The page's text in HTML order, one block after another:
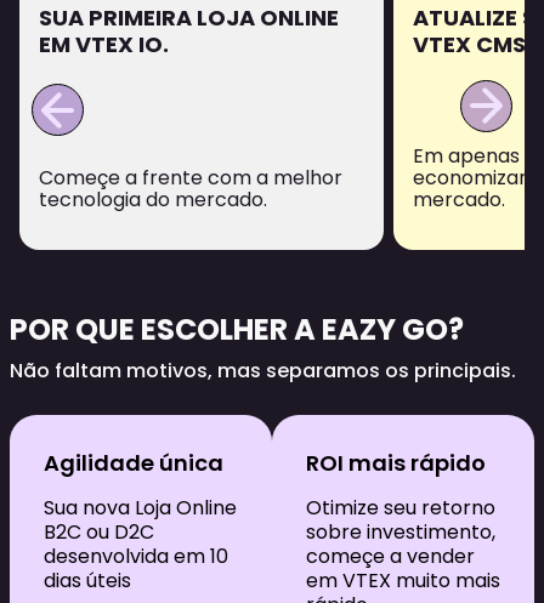
ONLINE
a melhor
ATUALIZE SUA LOJA ONLINE
VTEX CMS PARA VTEX IO.
Em apenas 10 dias úteis e
economizando 80% do valor de
mercado.
POR QUE ESCOLHER A EAZY GO?
Não faltam motivos, mas separamos os principais.
Agilidade única
Sua nova Loja Online
B2C ou D2C
desenvolvida em 10
dias úteis
ROI mais rápido
Otimize seu retorno
sobre investimento,
começe a vender
em VTEX muito mais